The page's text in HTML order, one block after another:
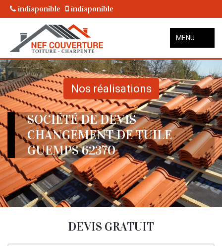
indisponible indisponible
MENU
Nos réalisations
SOCIÉTÉ DE DEVIS
CHANGEMENT DE TUILE
GUEMPS 62370
DEVIS GRATUIT